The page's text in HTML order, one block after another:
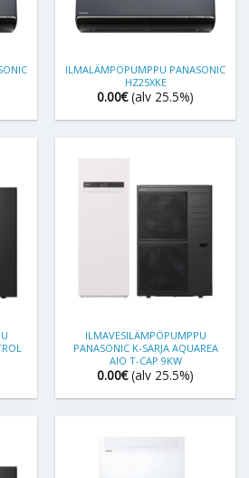
ILMALÄMPÖPUMPPU PANASONIC
HZ25XKE
0.00€ (alv 25.5%)
ILMAVESILÄMPÖPUMPPU
PANASONIC K-SARJA AQUAREA
AIO T-CAP 9KW
0.00€ (alv 25.5%)